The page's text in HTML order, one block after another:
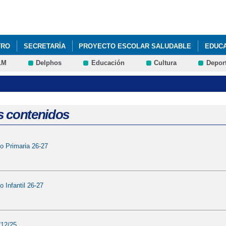
SECRETARÍA PROYECTO ESCOLAR SALUDABLE
EL DÍA MUNDIAL DEL AUTISMO.
Delphos Educación Cultura
contenidos
Primaria 26-27
Infantil 26-27